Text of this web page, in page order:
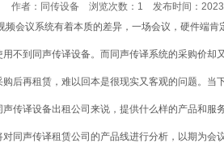
作者：同传设备 浏览次数：1 发布时间：
频会议系统有着本质的差异，一场会议，硬件端
不到同声传译设备。而同声传译系统的采购价却
后再租赁，难以回本是很现实又客观的问题。当
传译设备出租公司来说，提供什么样的产品和服
同声传译租赁公司的产品线进行分析，以期为会